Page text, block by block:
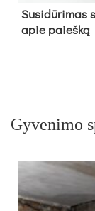
Su­si­dū­ri­mas
apie paieš­ką
Gyvenimo